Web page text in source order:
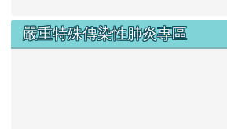
嚴重特殊傳染性肺炎專區